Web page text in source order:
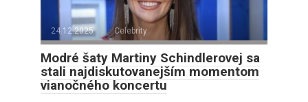
24.12.2025 Celebrity
Modré šaty Martiny Schindlerovej sa
stali najdiskutovanejším momentom
vianočného koncertu